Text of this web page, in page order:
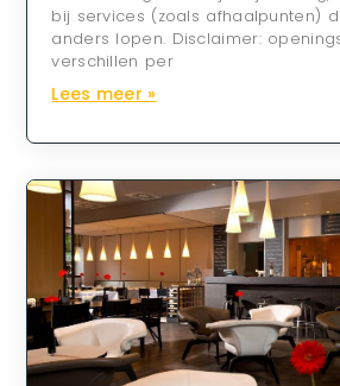
bij services (zoals afhaalpunten)
anders lopen. Disclaimer:
verschillen per
Lees meer »